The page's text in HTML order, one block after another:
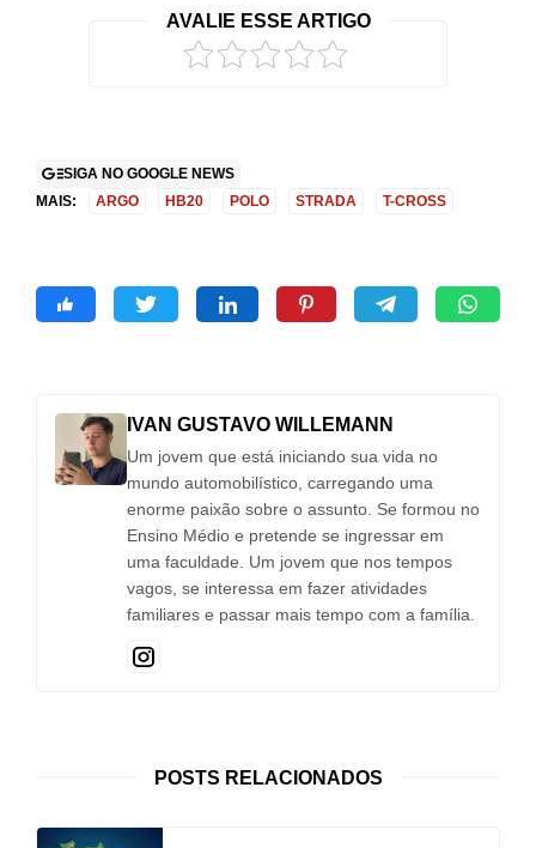
AVALIE ESSE ARTIGO
SIGA NO GOOGLE NEWS
MAIS:
ARGO HB20 POLO STRADA T-CROSS
IVAN GUSTAVO WILLEMANN
Um jovem que está iniciando sua vida no
mundo automobilístico, carregando uma
enorme paixão sobre o assunto. Se formou no
Ensino Médio e pretende se ingressar em
uma faculdade. Um jovem que nos tempos
vagos, se interessa em fazer atividades
familiares e passar mais tempo com a família.
POSTS RELACIONADOS